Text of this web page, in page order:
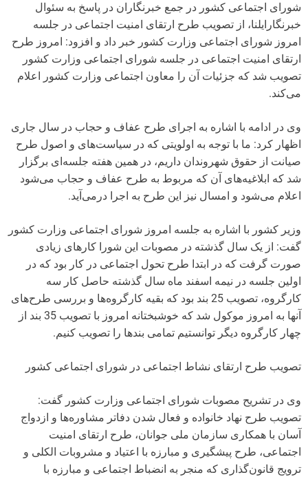
شورای اجتماعی کشور در جمع خبرنگاران در پاسخ به سئوال
خبرنگارایلنا، از تصویب طرح ارتقای امنیت اجتماعی در جلسه
امروز شورای اجتماعی وزارت کشور خبر داد و افزود: امروز طرح
ارتقای امنیت اجتماعی در جلسه شورای اجتماعی وزارت کشور
تصویب شد که جزئیات آن را معاون اجتماعی وزارت کشور اعلام
می‌کند.
وی در ادامه با اشاره به اجرای طرح عفاف و حجاب در سال جاری
اظهار کرد: ما با توجه به اولویتی که در سیاست‌های و اصول طرح
صیانت از حقوق شهروندان داریم، در همین هفته جلسه‌ای برگزار
شد که ابلاغیه‌های آن که مربوط به طرح عفاف و حجاب می‌شود
اعلام می‌شود و امسال نیز این طرح به اجرا درمی‌آید.
وزیر کشور با اشاره به جلسه امروز شورای اجتماعی وزارت کشور
گفت: از یک سال گذشته در مصوبات این شورا کارهای زیادی
صورت گرفت که در ابتدا طرح تحول اجتماعی در کار بود که در
اولین جلسه در نیمه اسفند ماه سال گذشته حاصل کار سه
کارگروه، تصویب 25 بند بود که بقیه کارگروه‌ها و بررسی طرح‌های
آنها به امروز موکول شد که خوشبختانه امروز با تصویب 35 بند از
چهار کارگروه دیگر توانستیم تمامی بندها را تصویب کنیم.
تصویب طرح ارتقای نشاط اجتماعی در شورای اجتماعی کشور
وی در تشریح مصوبات شورای اجتماعی وزارت کشور گفت:
تصویب طرح نهاد خانواده و فعال شدن دفاتر مشاوره‌ها و ازدواج
آسان با همکاری سازمان ملی جوانان، طرح ارتقای امنیت
اجتماعی، طرح پیشگیری و مبارزه با اعتیاد و مشروبات الکلی و
ترویج قانون‌گذاری که منجر به انضباط اجتماعی و مبارزه با